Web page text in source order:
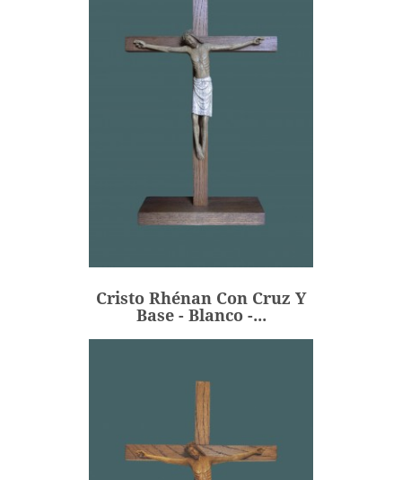
Cristo Rhénan Con Cruz Y
Base - Blanco -...
Cristo Rhénan Con Cruz Y
Precio
215,00 €
AÑADIR